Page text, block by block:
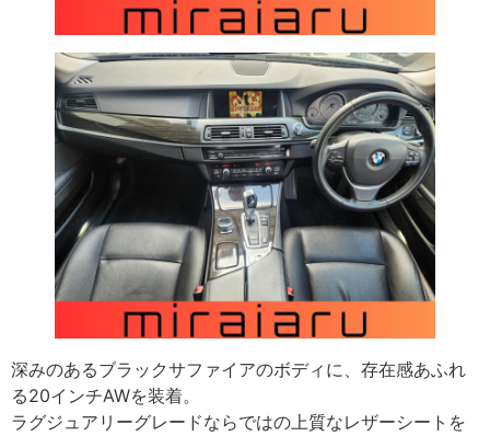
深みのあるブラックサファイアのボディに、存在感あふれ
る20インチAWを装着。
ラグジュアリーグレードならではの上質なレザーシートを